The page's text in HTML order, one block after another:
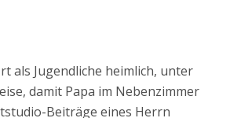
als Jugendliche heimlich, unter
damit Papa im Nebenzimmer
Beiträge eines Herrn